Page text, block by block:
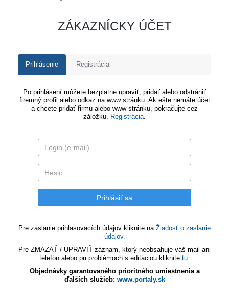
ZÁKAZNÍCKY ÚČET
Prihlásenie Registrácia
Po prihlásení môžete bezplatne upraviť, pridať alebo odstrániť
firemný profil alebo odkaz na www stránku. Ak ešte nemáte účet
a chcete pridať firmu alebo www stránku, pokračujte cez
záložku. Registrácia.
Pre zaslanie prihlasovacích údajov kliknite na Žiadosť o zaslanie
údajov.
Pre ZMAZAŤ / UPRAVIŤ záznam, ktorý neobsahuje váš mail ani
telefón alebo pri problémoch s editáciou kliknite tu.
Objednávky garantovaného prioritného umiestnenia a
ďalších služieb: www.portaly.sk